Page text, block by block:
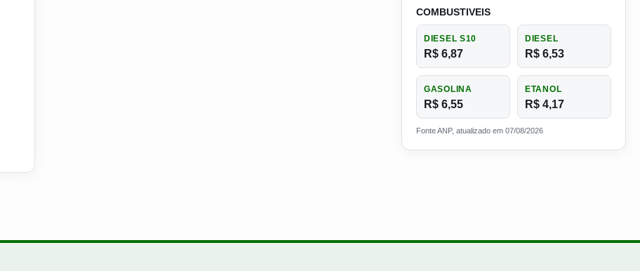
COMBUSTIVEIS
DIESEL S10
R$ 6,87
DIESEL
R$ 6,53
GASOLINA
R$ 6,55
ETANOL
R$ 4,17
Fonte ANP, atualizado em 07/08/2026